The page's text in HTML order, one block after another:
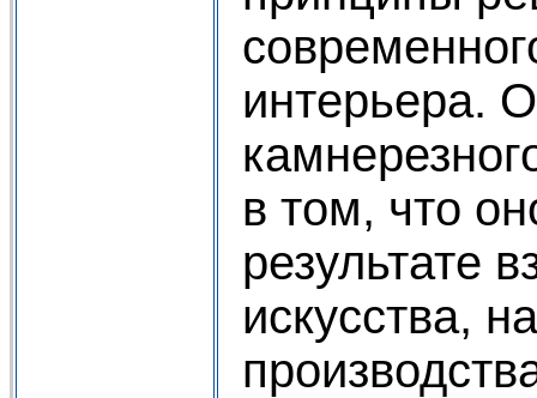
интерьера.
в том, что
результате
искусства,